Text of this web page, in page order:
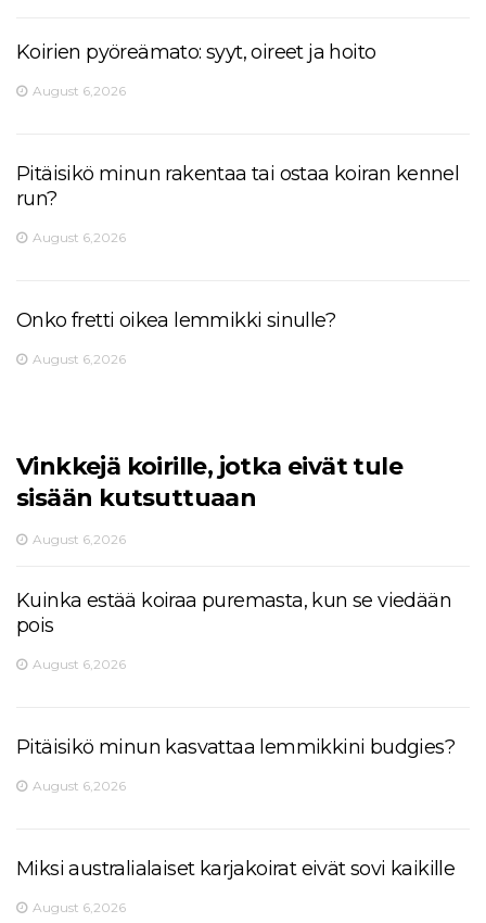
Koirien pyöreämato: syyt, oireet ja hoito
August 6,2026
Pitäisikö minun rakentaa tai ostaa koiran kennel
run?
August 6,2026
Onko fretti oikea lemmikki sinulle?
August 6,2026
Vinkkejä koirille, jotka eivät tule
sisään kutsuttuaan
August 6,2026
Kuinka estää koiraa puremasta, kun se viedään
pois
August 6,2026
Pitäisikö minun kasvattaa lemmikkini budgies?
August 6,2026
Miksi australialaiset karjakoirat eivät sovi kaikille
August 6,2026